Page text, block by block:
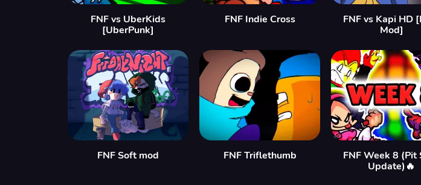
FNF vs UberKids
[UberPunk]
FNF Indie Cross
FNF vs Kapi HD
Mod]
FNF Soft mod FNF Triflethumb
FNF Week 8 (Pit
Update)🔥